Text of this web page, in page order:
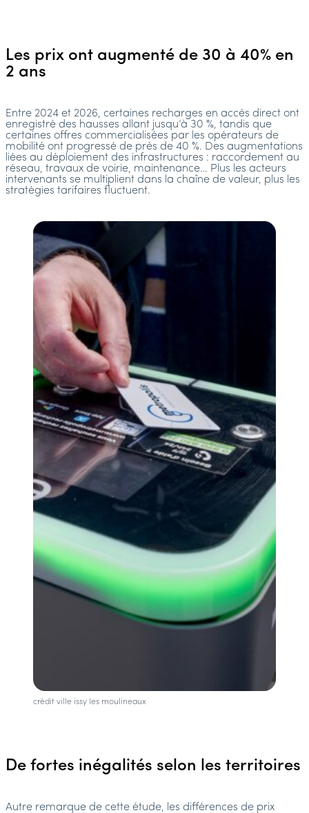
Les prix ont augmenté de 30 à 40% en
2 ans
Entre 2024 et 2026, certaines recharges en accès direct ont
enregistré des hausses allant jusqu’à 30 %, tandis que
certaines offres commercialisées par les opérateurs de
mobilité ont progressé de près de 40 %. Des augmentations
liées au déploiement des infrastructures : raccordement au
réseau, travaux de voirie, maintenance… Plus les acteurs
intervenants se multiplient dans la chaîne de valeur, plus les
stratégies tarifaires fluctuent.
crédit ville issy les moulineaux
De fortes inégalités selon les territoires
Autre remarque de cette étude, les différences de prix